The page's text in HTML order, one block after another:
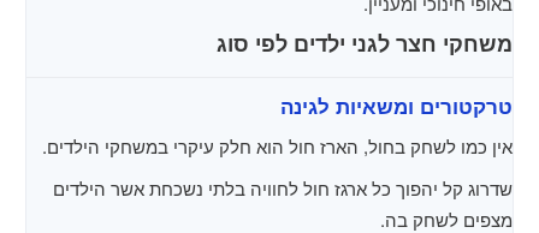
משחקי חצר לגני ילדים לפי סוג
טרקטורים ומשאיות לגינה
אין כמו לשחק בחול, הארז חול הוא חלק עיקרי במשחקי הילדים.
שדרוג קל יהפוך כל ארגז חול לחוויה בלתי נשכחת אשר הילדים
מצפים לשחק בה.